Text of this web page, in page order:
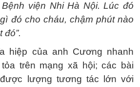
viện Nhi Hà Nội. Lúc đó
đó cho cháu, chậm phút nào
đó”.
hiệp của anh Cương nhanh
trên mạng xã hội; các bài
lượng tương tác lớn với